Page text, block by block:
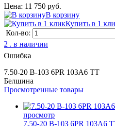
Цена: 11 750 руб.
В корзину
Купить в 1
Кол-во:
2 . в наличии
Ошибка
7.50-20 В-103 6PR 103А6 TT
Белшина
Просмотренные товары
просмотр
7.50-20 В-103 6PR 103А6